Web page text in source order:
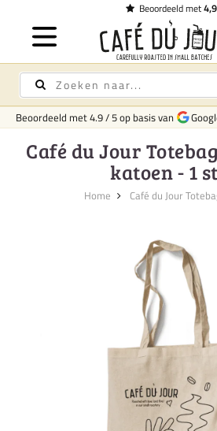
Beoordeeld met4,9/5
Beoordeeld met4.9/5op basis van
Café du Jour
katoen - 1
Home Café du Jour